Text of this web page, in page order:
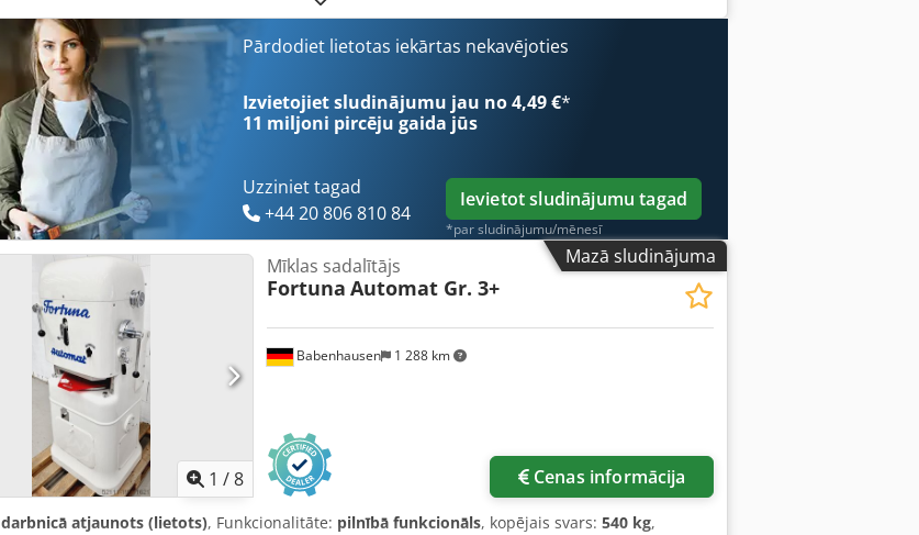
Pārdodiet lietotas iekārtas nekavējoties
Izvietojiet sludinājumu jau no 4,49 €*
11 miljoni pircēju gaida jūs
Uzziniet tagad
+44 20 806 810 84
Ievietot sludinājumu tagad
*par sludinājumu/mēnesī
Mazā sludinājuma
1 /8
Babenhausen 1 288 km
Mīklas sadalītājs
Fortuna Automat Gr. 3+
Cenas informācija
darbnicā atjaunots (lietots), Funkcionalitāte: pilnībā funkcionāls, kopējais svars: 540 kg,